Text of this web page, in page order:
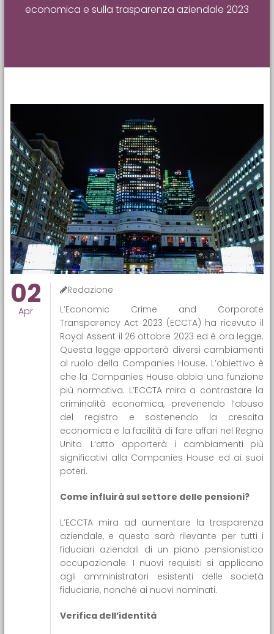
economica e sulla trasparenza aziendale 2023
02
Apr
Redazione
L’Economic Crime and Corporate
Transparency Act 2023 (ECCTA) ha ricevuto il
Royal Assent il 26 ottobre 2023 ed è ora legge.
Questa legge apporterà diversi cambiamenti
al ruolo della Companies House. L’obiettivo è
che la Companies House abbia una funzione
più normativa. L’ECCTA mira a contrastare la
criminalità economica, prevenendo l’abuso
del registro e sostenendo la crescita
economica e la facilità di fare affari nel Regno
Unito. L’atto apporterà i cambiamenti più
significativi alla Companies House ed ai suoi
poteri.
Come influirà sul settore delle pensioni?
L’ECCTA mira ad aumentare la trasparenza
aziendale, e questo sarà rilevante per tutti i
fiduciari aziendali di un piano pensionistico
occupazionale. I nuovi requisiti si applicano
agli amministratori esistenti delle società
fiduciarie, nonché ai nuovi nominati.
Verifica dell’identità